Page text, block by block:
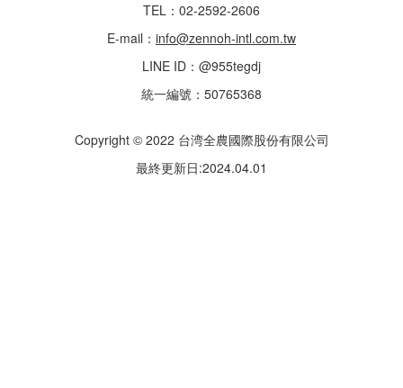
TEL：02-2592-2606
E-mail： info@zennoh-intl.com.tw
LINE ID：@955tegdj
統一編號：50765368
Copyright © 2022 台湾全農國際股份有限公司
最終更新日:2024.04.01